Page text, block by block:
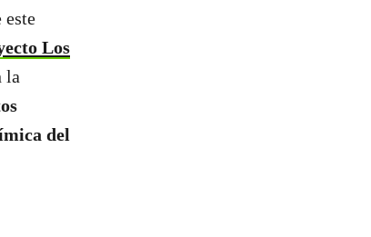
Los
la
del